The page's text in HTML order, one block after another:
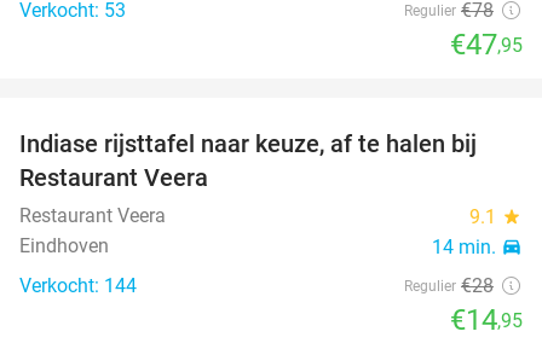
Verkocht: 53 Regulier €78
€47,95
47%
Indiase rijsttafel naar keuze, af te halen bij
Restaurant Veera
Restaurant Veera 9.1 star
Eindhoven 14 min. directions_car
Verkocht: 144 Regulier €28
€14,95